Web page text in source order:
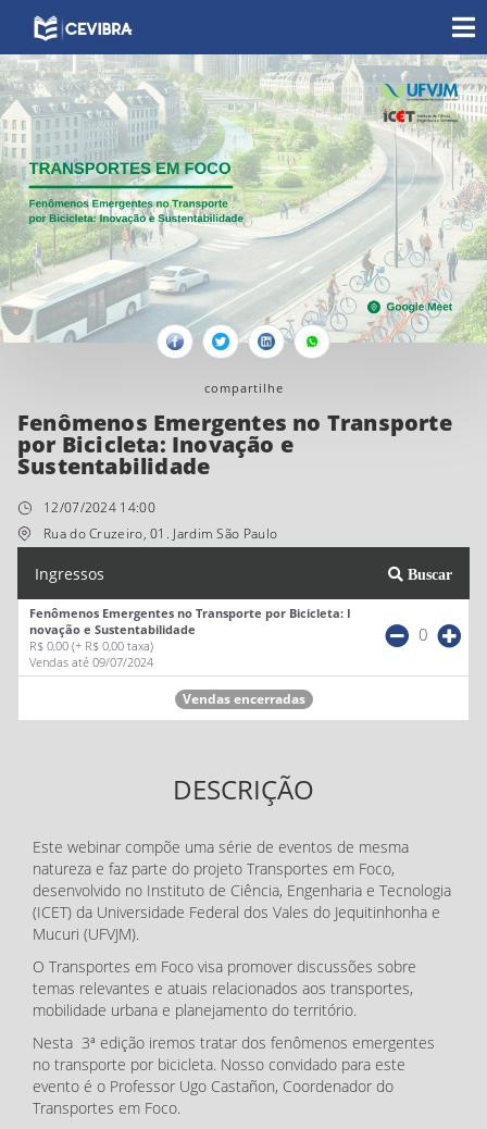
FacebookTwitterLinkedinWhatsapp
compartilhe
Fenômenos Emergentes no Transporte
por Bicicleta: Inovação e
Sustentabilidade
12/07/2024 14:00
Rua do Cruzeiro, 01. Jardim São Paulo
Ingressos Buscar
Fenômenos Emergentes no Transporte por Bicicleta: I
novação e Sustentabilidade
R$ 0,00 (+ R$ 0,00 taxa)
Vendas até 09/07/2024
0
Vendas encerradas
DESCRIÇÃO
Este webinar compõe uma série de eventos de mesma
natureza e faz parte do projeto Transportes em Foco,
desenvolvido no Instituto de Ciência, Engenharia e Tecnologia
(ICET) da Universidade Federal dos Vales do Jequitinhonha e
Mucuri (UFVJM).
O Transportes em Foco visa promover discussões sobre
temas relevantes e atuais relacionados aos transportes,
mobilidade urbana e planejamento do território.
Nesta 3ª edição iremos tratar dos fenômenos emergentes
no transporte por bicicleta. Nosso convidado para este
evento é o Professor Ugo Castañon, Coordenador do
Transportes em Foco.